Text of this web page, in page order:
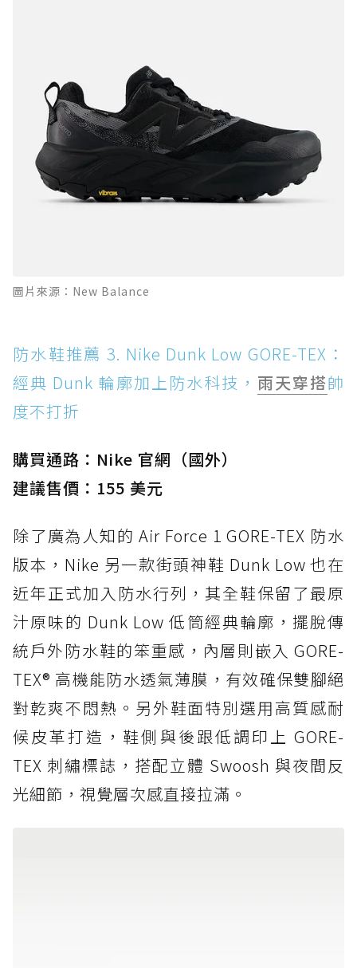
圖片來源：New Balance
防水鞋推薦 3. Nike Dunk Low GORE-TEX：
經典 Dunk 輪廓加上防水科技， 雨天穿搭帥
度不打折
購買通路：Nike 官網（國外）
建議售價：155 美元
除了廣為人知的 Air Force 1 GORE-TEX 防水
版本，Nike 另一款街頭神鞋 Dunk Low 也在
近年正式加入防水行列，其全鞋保留了最原
汁原味的 Dunk Low 低筒經典輪廓，擺脫傳
統戶外防水鞋的笨重感，內層則嵌入 GORE-
TEX® 高機能防水透氣薄膜，有效確保雙腳絕
對乾爽不悶熱。另外鞋面特別選用高質感耐
候皮革打造，鞋側與後跟低調印上 GORE-
TEX 刺繡標誌，搭配立體 Swoosh 與夜間反
光細節，視覺層次感直接拉滿。